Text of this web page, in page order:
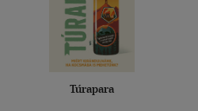
Túrapara